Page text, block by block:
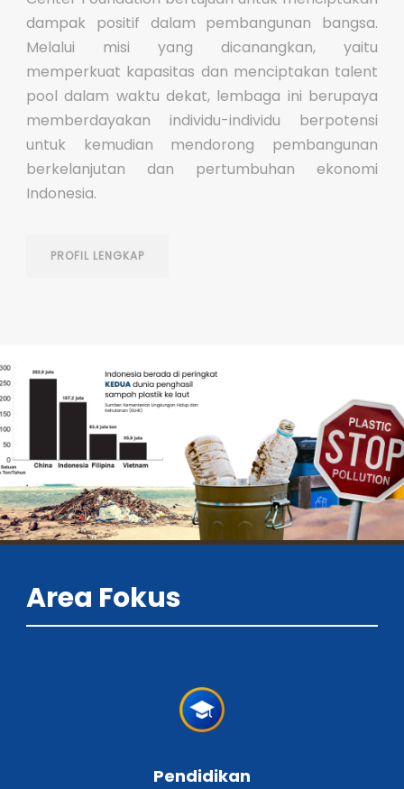
dampak positif dalam pembangunan bangsa.
Melalui misi yang dicanangkan, yaitu
memperkuat kapasitas dan menciptakan talent
pool dalam waktu dekat, lembaga ini berupaya
memberdayakan individu-individu berpotensi
untuk kemudian mendorong pembangunan
berkelanjutan dan pertumbuhan ekonomi
Indonesia.
PROFIL LENGKAP
Area Fokus
Pendidikan